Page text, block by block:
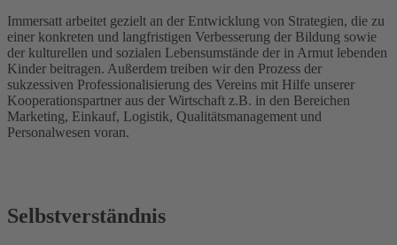
Immersatt arbeitet gezielt an der Entwicklung von Strategien, die zu
einer konkreten und langfristigen Verbesserung der Bildung sowie
der kulturellen und sozialen Lebensumstände der in Armut lebenden
Kinder beitragen. Außerdem treiben wir den Prozess der
sukzessiven Professionalisierung des Vereins mit Hilfe unserer
Kooperationspartner aus der Wirtschaft z.B. in den Bereichen
Marketing, Einkauf, Logistik, Qualitätsmanagement und
Personalwesen voran.
Selbstverständnis